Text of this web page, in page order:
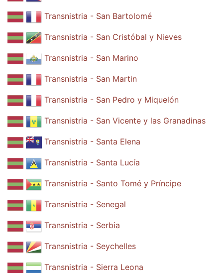
Transnistria - San Bartolomé
Transnistria - San Cristóbal y Nieves
Transnistria - San Marino
Transnistria - San Martin
Transnistria - San Pedro y Miquelón
Transnistria - San Vicente y las Granadinas
Transnistria - Santa Elena
Transnistria - Santa Lucía
Transnistria - Santo Tomé y Príncipe
Transnistria - Senegal
Transnistria - Serbia
Transnistria - Seychelles
Transnistria - Sierra Leona